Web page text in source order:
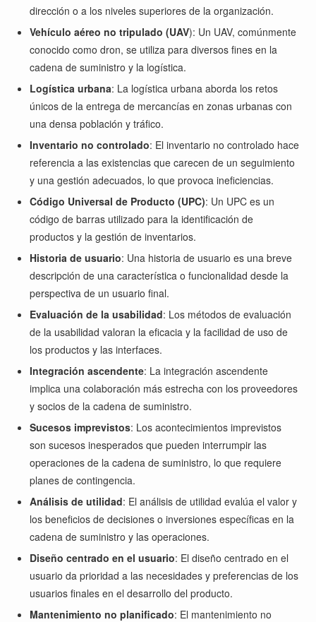
dirección o a los niveles superiores de la organización.
Vehículo aéreo no tripulado (UAV): Un UAV, comúnmente
conocido como dron, se utiliza para diversos fines en la
cadena de suministro y la logística.
Logística urbana: La logística urbana aborda los retos
únicos de la entrega de mercancías en zonas urbanas con
una densa población y tráfico.
Inventario no controlado: El inventario no controlado hace
referencia a las existencias que carecen de un seguimiento
y una gestión adecuados, lo que provoca ineficiencias.
Código Universal de Producto (UPC): Un UPC es un
código de barras utilizado para la identificación de
productos y la gestión de inventarios.
Historia de usuario: Una historia de usuario es una breve
descripción de una característica o funcionalidad desde la
perspectiva de un usuario final.
Evaluación de la usabilidad: Los métodos de evaluación
de la usabilidad valoran la eficacia y la facilidad de uso de
los productos y las interfaces.
Integración ascendente: La integración ascendente
implica una colaboración más estrecha con los proveedores
y socios de la cadena de suministro.
Sucesos imprevistos: Los acontecimientos imprevistos
son sucesos inesperados que pueden interrumpir las
operaciones de la cadena de suministro, lo que requiere
planes de contingencia.
Análisis de utilidad: El análisis de utilidad evalúa el valor y
los beneficios de decisiones o inversiones específicas en la
cadena de suministro y las operaciones.
Diseño centrado en el usuario: El diseño centrado en el
usuario da prioridad a las necesidades y preferencias de los
usuarios finales en el desarrollo del producto.
Mantenimiento no planificado: El mantenimiento no